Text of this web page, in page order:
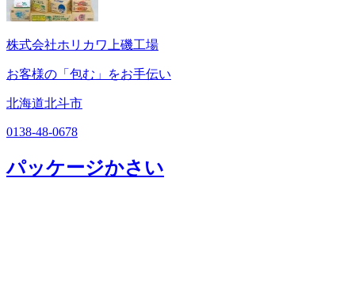
株式会社ホリカワ上磯工場
お客様の「包む」をお手伝い
北海道北斗市
0138-48-0678
パッケージかさい